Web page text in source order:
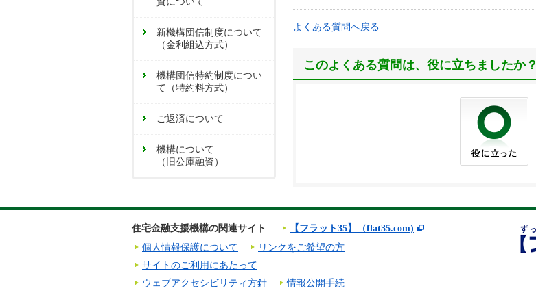
よくある質問へ戻る
このよくある質問は、役に立ちましたか？
新機構団信制度について
（金利組込方式）
機構団信特約制度につい
て（特約料方式）
ご返済について
機構について
（旧公庫融資）
住宅金融支援機構の関連サイト
【フラット35】（flat35.com)
個人情報保護について
リンクをご希望の方
サイトのご利用にあたって
ウェブアクセシビリティ方針
情報公開手続